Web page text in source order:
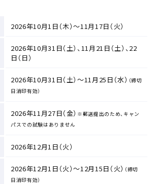
2026年10月1日（木）～11月17日（火）
2026年10月31日（土）、11月21日（土）、22
日（日）
2026年10月31日（土）～11月25日（水） （締切
日消印有効）
2026年11月27日（金） ※郵送提出のため、キャン
パスでの試験はありません
2026年12月1日（火）
2026年12月1日（火）～12月15日（火） （締切
日消印有効）